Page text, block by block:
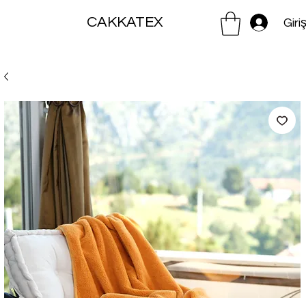
CAKKATEX